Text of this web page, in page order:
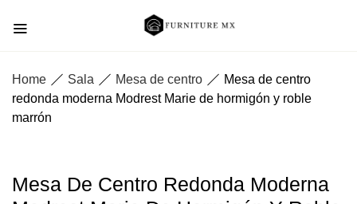
Home Sala Mesa de centro
Mesa de centro
redonda moderna Modrest Marie de hormigón y roble
marrón
Mesa De Centro Redonda Moderna